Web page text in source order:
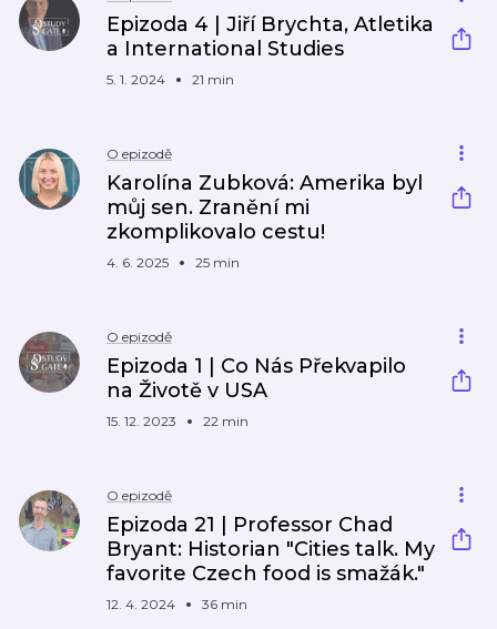
Epizoda 4 | Jiří Brychta, Atletika
a International Studies
5. 1. 2024 21 min
O epizodě
Karolína Zubková: Amerika byl
můj sen. Zranění mi
zkomplikovalo cestu!
4. 6. 2025 25 min
O epizodě
Epizoda 1 | Co Nás Překvapilo
na Životě v USA
15. 12. 2023 22 min
O epizodě
Epizoda 21 | Professor Chad
Bryant: Historian "Cities talk. My
favorite Czech food is smažák."
12. 4. 2024 36 min